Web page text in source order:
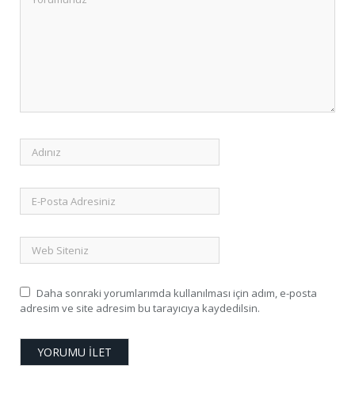
Daha sonraki yorumlarımda kullanılması için adım, e-posta
adresim ve site adresim bu tarayıcıya kaydedilsin.